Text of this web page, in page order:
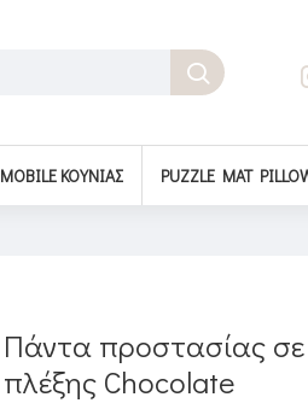
MOBILE ΚΟΎΝΙΑΣ PUZZLE MAT
Πάντα προστασίας
πλέξης Chocolate